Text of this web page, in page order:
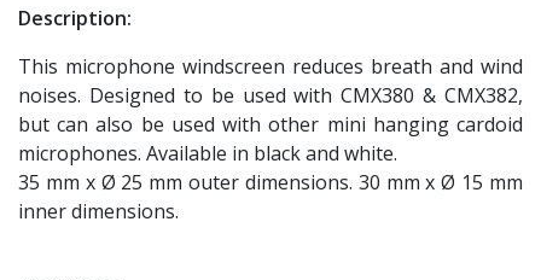
Description:
This microphone windscreen reduces breath and wind
noises. Designed to be used with CMX380 & CMX382,
but can also be used with other mini hanging cardoid
microphones. Available in black and white.
35 mm x Ø 25 mm outer dimensions. 30 mm x Ø 15 mm
inner dimensions.